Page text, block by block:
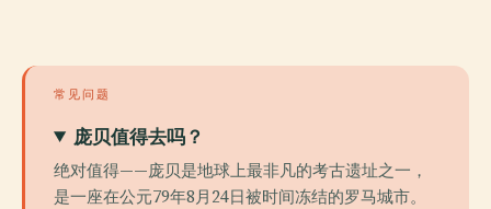
常见问题
庞贝值得去吗？
绝对值得——庞贝是地球上最非凡的考古遗址之一，
是一座在公元79年8月24日被时间冻结的罗马城市。